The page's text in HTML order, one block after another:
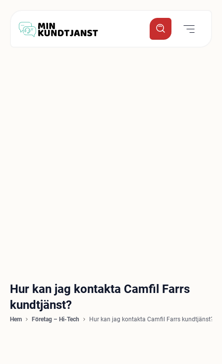
Hur kan jag kontakta Camfil Farrs
kundtjänst?
Hem Företag – Hi-Tech Hur kan jag kontakta Camfil Farrs kundtjänst?